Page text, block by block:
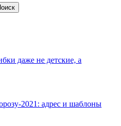
даже не детские, а
2021: адрес и шаблоны